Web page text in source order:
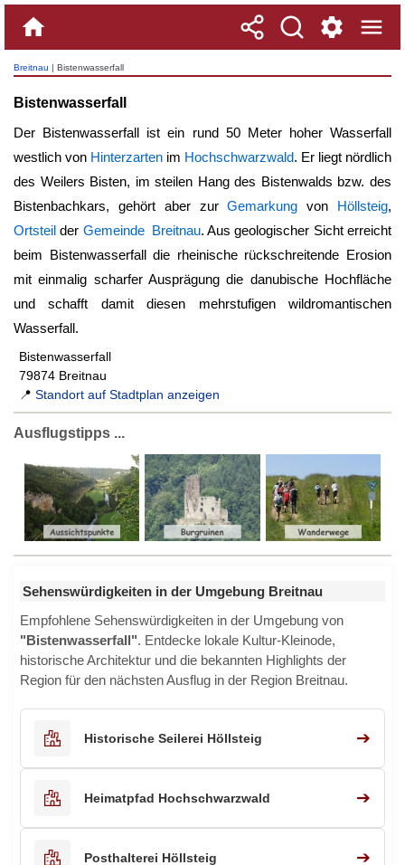
Breitnau | Bistenwasserfall
Bistenwasserfall
Der Bistenwasserfall ist ein rund 50 Meter hoher Wasserfall
westlich von Hinterzarten im Hochschwarzwald. Er liegt nördlich
des Weilers Bisten, im steilen Hang des Bistenwalds bzw. des
Bistenbachkars, gehört aber zurGemarkung von Höllsteig,
Ortsteil der Gemeinde Breitnau. Aus geologischer Sicht erreicht
beim Bistenwasserfalldie rheinische rückschreitende Erosion
mit einmalig scharfer Ausprägung die danubische Hochfläche
und schafft damit diesen mehrstufigen wildromantischen
Wasserfall.
Bistenwasserfall
79874 Breitnau
📍 Standort auf Stadtplan anzeigen
Ausflugstipps ...
Sehenswürdigkeiten in der Umgebung Breitnau
Empfohlene Sehenswürdigkeiten in der Umgebung von
"Bistenwasserfall". Entdecke lokale Kultur-Kleinode,
historische Architektur und die bekannten Highlights der
Region für den nächsten Ausflug in der Region Breitnau.
Historische Seilerei Höllsteig ➔
Heimatpfad Hochschwarzwald ➔
Posthalterei Höllsteig ➔